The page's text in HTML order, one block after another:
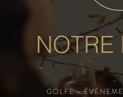
NOTRE
GOLFE -